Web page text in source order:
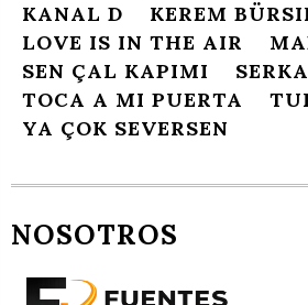
KANAL D
KEREM
LOVE IS IN THE AIR
SEN ÇAL KAPIMI
TOCA A MI PUERTA
YA ÇOK SEVERSEN
NOSOTROS